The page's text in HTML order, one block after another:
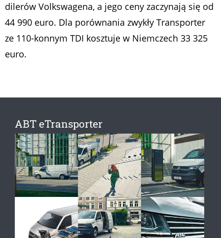
dilerów Volkswagena, a jego ceny zaczynają się od
44 990 euro. Dla porównania zwykły Transporter
ze 110-konnym TDI kosztuje w Niemczech 33 325
euro.
ABT eTransporter